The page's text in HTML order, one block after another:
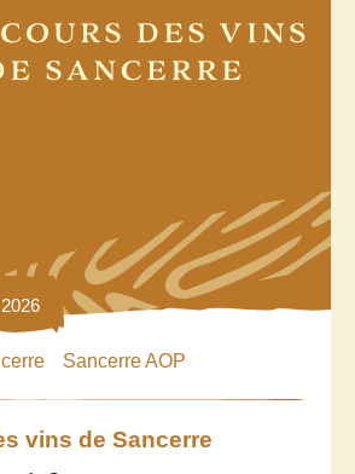
Sancerre AOP
vins de Sancerre